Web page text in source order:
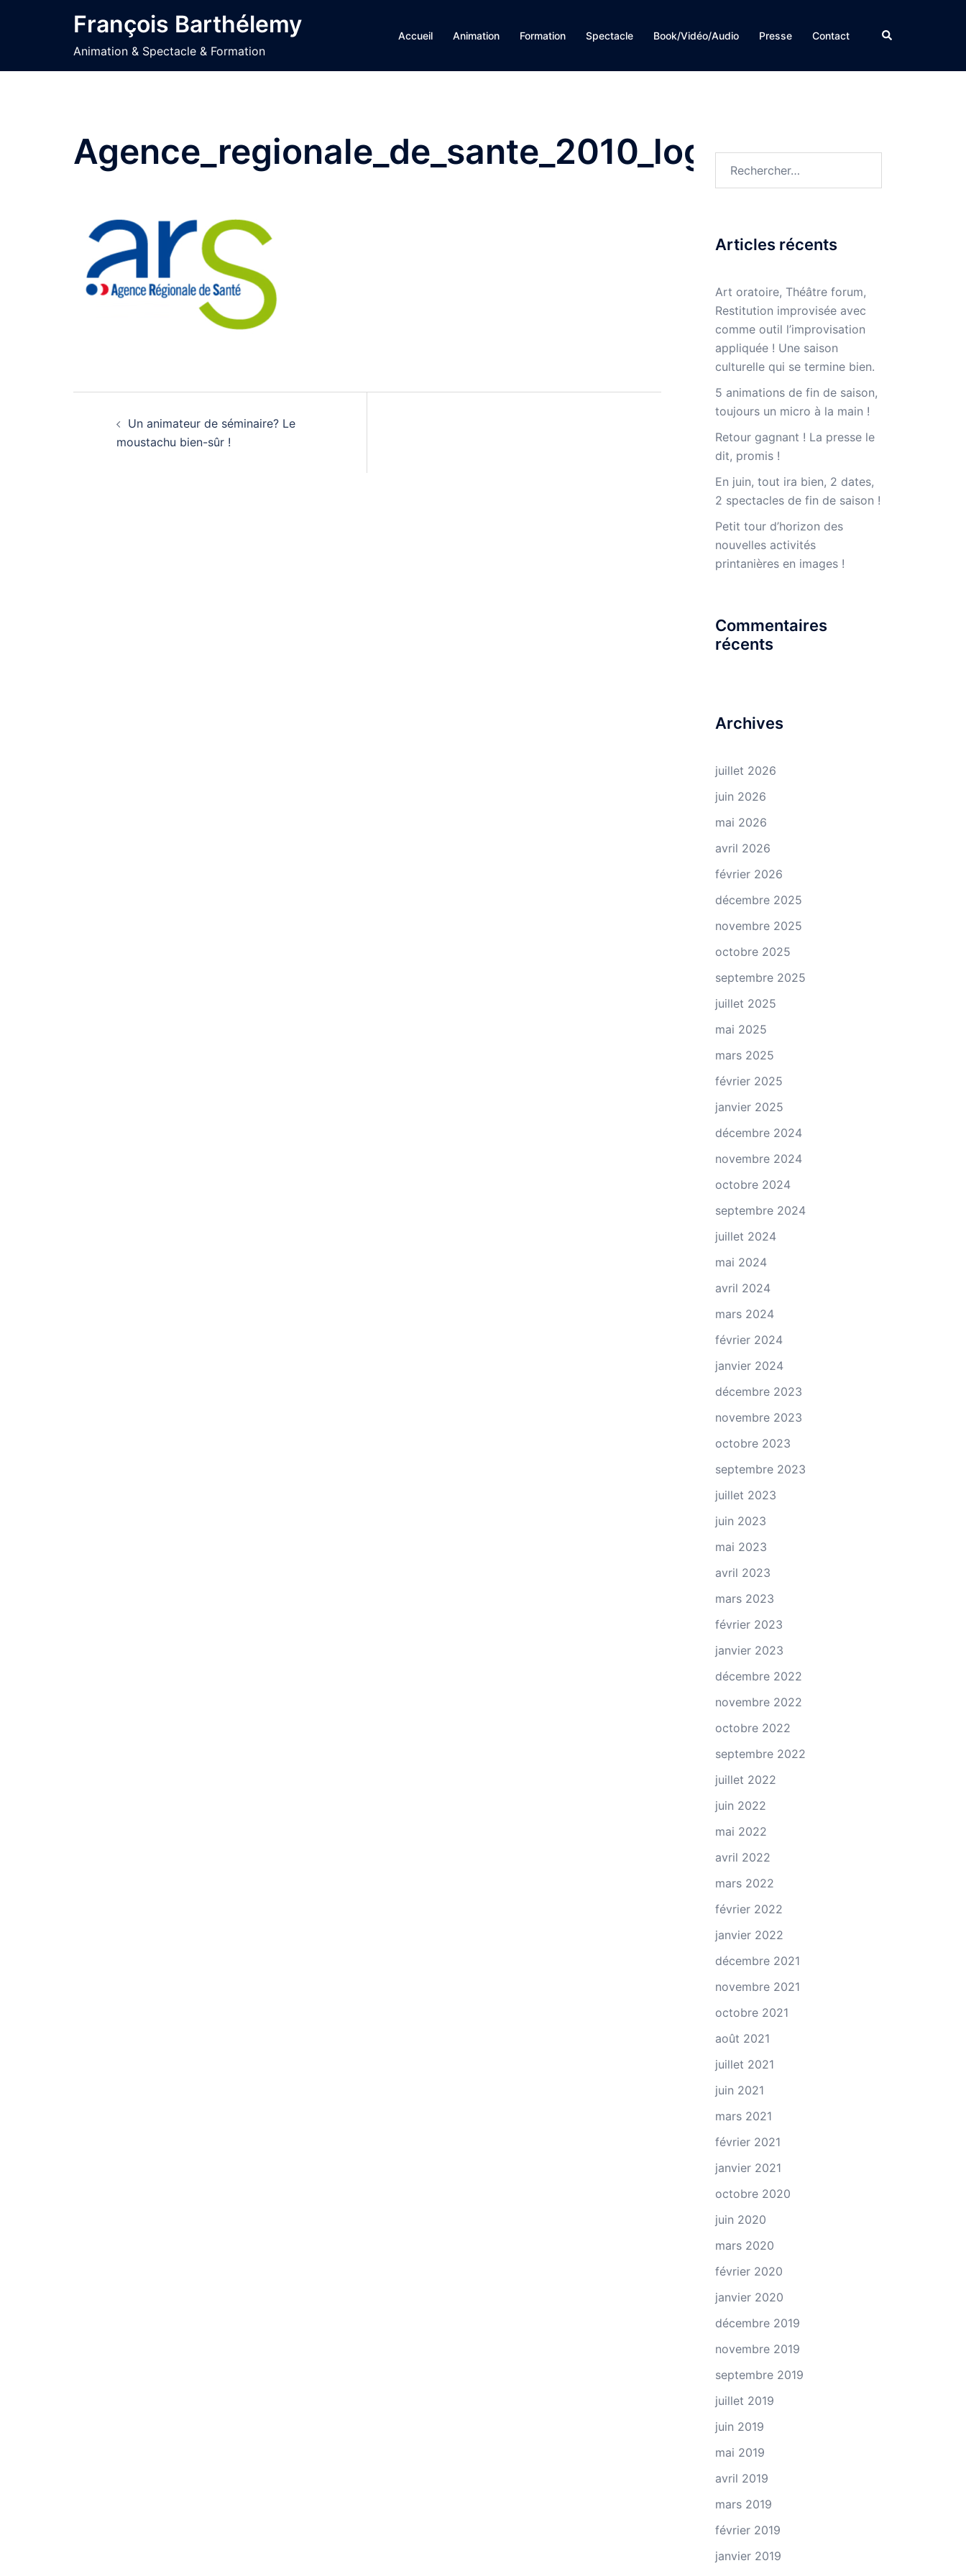
François Barthélemy
Animation & Spectacle & Formation
Accueil Animation Formation Spectacle Book/Vidéo/Audio Presse Contact Rechercher
Agence_regionale_de_sante_2010_logo
d’article
Un animateur de séminaire? Le
moustachu bien-sûr !
Articles récents
Art oratoire, Théâtre forum,
Restitution improvisée avec
comme outil l’improvisation
appliquée ! Une saison
culturelle qui se termine bien.
5 animations de fin de saison,
toujours un micro à la main !
Retour gagnant ! La presse le
dit, promis !
En juin, tout ira bien, 2 dates,
2 spectacles de fin de saison !
Petit tour d’horizon des
nouvelles activités
printanières en images !
Commentaires
récents
Archives
juillet 2026
juin 2026
mai 2026
avril 2026
février 2026
décembre 2025
novembre 2025
octobre 2025
septembre 2025
juillet 2025
mai 2025
mars 2025
février 2025
janvier 2025
décembre 2024
novembre 2024
octobre 2024
septembre 2024
juillet 2024
mai 2024
avril 2024
mars 2024
février 2024
janvier 2024
décembre 2023
novembre 2023
octobre 2023
septembre 2023
juillet 2023
juin 2023
mai 2023
avril 2023
mars 2023
février 2023
janvier 2023
décembre 2022
novembre 2022
octobre 2022
septembre 2022
juillet 2022
juin 2022
mai 2022
avril 2022
mars 2022
février 2022
janvier 2022
décembre 2021
novembre 2021
octobre 2021
août 2021
juillet 2021
juin 2021
mars 2021
février 2021
janvier 2021
octobre 2020
juin 2020
mars 2020
février 2020
janvier 2020
décembre 2019
novembre 2019
septembre 2019
juillet 2019
juin 2019
mai 2019
avril 2019
mars 2019
février 2019
janvier 2019